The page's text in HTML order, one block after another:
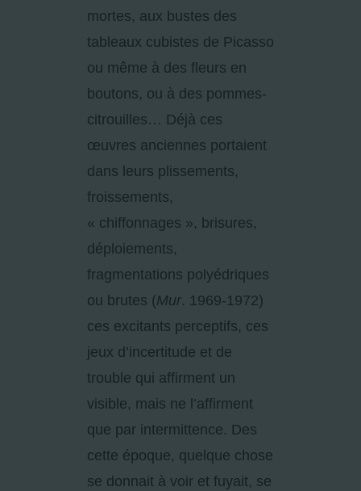
mortes, aux bustes des
tableaux cubistes de Picasso
ou même à des fleurs en
boutons, ou à des pommes-
citrouilles… Déjà ces
œuvres anciennes portaient
dans leurs plissements,
froissements,
« chiffonnages », brisures,
déploiements,
fragmentations polyédriques
ou brutes (Mur. 1969-1972)
ces excitants perceptifs, ces
jeux d’incertitude et de
trouble qui affirment un
visible, mais ne l’affirment
que par intermittence. Des
cette époque, quelque chose
se donnait à voir et fuyait, se